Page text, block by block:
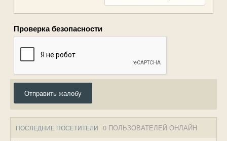
Проверка безопасности
Отправить жалобу
ПОСЛЕДНИЕ ПОСЕТИТЕЛИ 0 ПОЛЬЗОВАТЕЛЕЙ ОНЛАЙН